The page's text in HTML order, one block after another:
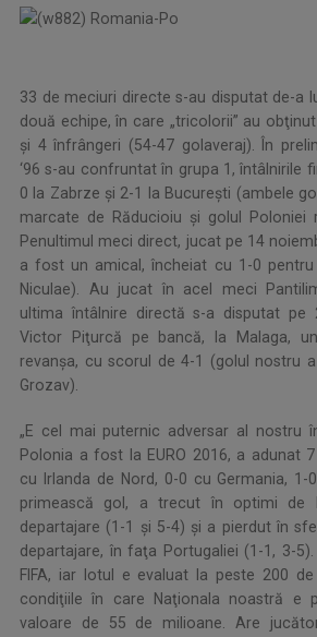
33 de meciuri directe s-au disputat de-a
două echipe, în care „tricolorii” au
şi 4 înfrângeri (54-47 golaveraj). În
‘96 s-au confruntat în grupa 1, întâlnirile
0 la Zabrze şi 2-1 la Bucureşti (ambele
marcate de Răducioiu şi golul Poloniei
Penultimul meci direct, jucat pe 14
a fost un amical, încheiat cu 1-0 pentru
Niculae). Au jucat în acel meci
ultima întâlnire directă s-a disputat pe
Victor Piţurcă pe bancă, la Malaga,
revanşa, cu scorul de 4-1 (golul nostru
Grozav).
„E cel mai puternic adversar al nostru
Polonia a fost la EURO 2016, a adunat
cu Irlanda de Nord, 0-0 cu Germania, 1-
primească gol, a trecut în optimi de
departajare (1-1 şi 5-4) şi a pierdut în
departajare, în faţa Portugaliei (1-1, 3-
FIFA, iar lotul e evaluat la peste 200
condiţiile în care Naţionala noastră
valoare de 55 de milioane. Are